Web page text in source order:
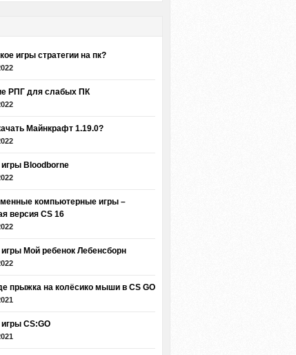
игры стратегии на пк?
РПГ для слабых ПК
Майнкрафт 1.19.0?
Bloodborne
компьютерные игры –
версия CS 16
Мой ребенок Лебенсборн
прыжка на колёсико мыши в CS GO
CS:GO